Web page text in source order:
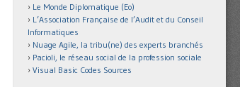
Le Monde Diplomatique (Eo)
L’Association Française de l’Audit et du Conseil
Informatiques
Nuage Agile, la tribu(ne) des experts branchés
Pacioli, le réseau social de la profession sociale
Visual Basic Codes Sources